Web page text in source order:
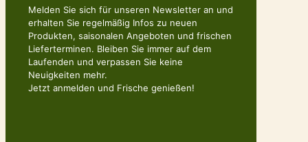
Melden Sie sich für unseren Newsletter an und
erhalten Sie regelmäßig Infos zu neuen
Produkten, saisonalen Angeboten und frischen
Lieferterminen. Bleiben Sie immer auf dem
Laufenden und verpassen Sie keine
Neuigkeiten mehr.
Jetzt anmelden und Frische genießen!